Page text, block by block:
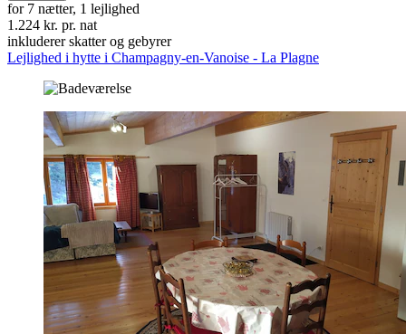
for 7 nætter, 1 lejlighed
1.224 kr. pr. nat
inkluderer skatter og gebyrer
Lejlighed i hytte i Champagny-en-Vanoise - La Plagne